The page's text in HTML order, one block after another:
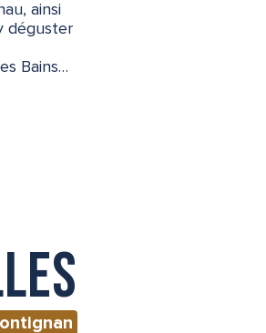
ainsi
déguster
Bains…